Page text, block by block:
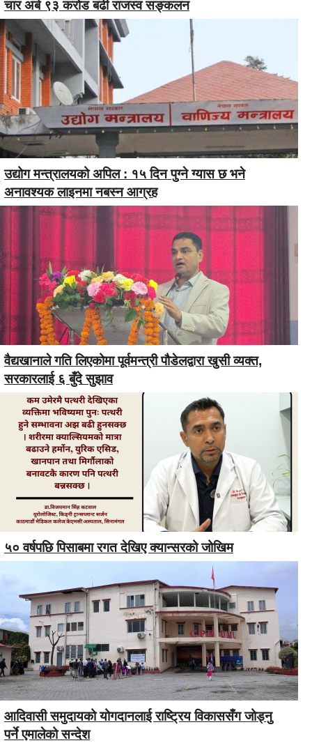
चार अर्ब ९३ करोड बढी राजस्व सङ्कलन
उद्योग मन्त्रालयको अपिल : १५ दिन पुग्ने ग्यास छ भने
अनावश्यक लाइनमा नबस्न आग्रह
वैद्यखानाले गति लिएकोमा पूर्वमन्त्री पौडेलद्वारा खुसी व्यक्त,
सरकारलाई ६ बुँदे सुझाव
५० वर्षपछि पिसाबमा रगत देखिए क्यान्सरको जोखिम
आदिवासी समुदायको योगदानलाई राष्ट्रिय विकाससँग जोड्नु
पर्ने एमालेको सन्देश